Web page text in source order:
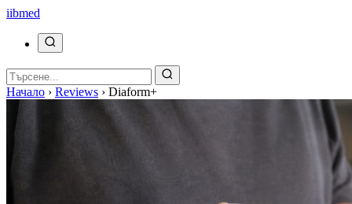
iibmed
Начало › Reviews › Diaform+